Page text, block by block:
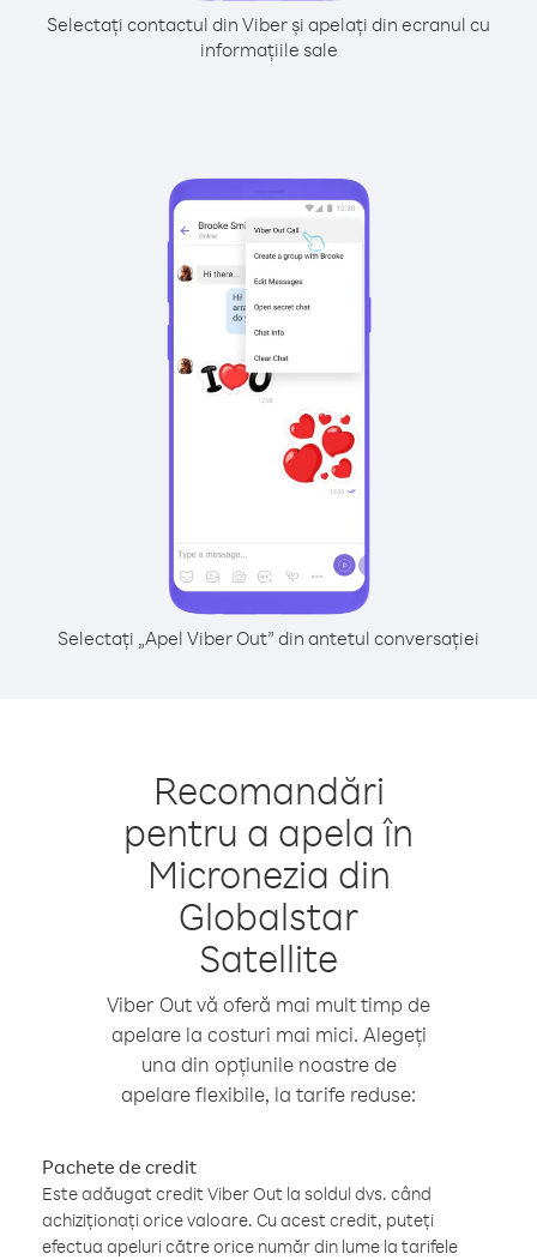
Selectați contactul din Viber și apelați din ecranul cu
informațiile sale
Selectați „Apel Viber Out” din antetul conversației
Recomandări
pentru a apela în
Micronezia din
Globalstar
Satellite
Viber Out vă oferă mai mult timp de
apelare la costuri mai mici. Alegeți
una din opțiunile noastre de
apelare flexibile, la tarife reduse:
Pachete de credit
Este adăugat credit Viber Out la soldul dvs. când
achiziționați orice valoare. Cu acest credit, puteți
efectua apeluri către orice număr din lume la tarifele